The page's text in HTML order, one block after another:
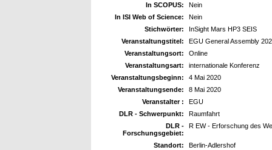
In SCOPUS:
Nein
In ISI Web of Science:
Nein
Stichwörter:
InSight Mars HP3 SEIS
Veranstaltungstitel:
EGU General Assembly
Veranstaltungsort:
Online
Veranstaltungsart:
internationale Konferenz
Veranstaltungsbeginn:
4 Mai 2020
Veranstaltungsende:
8 Mai 2020
Veranstalter :
EGU
DLR - Schwerpunkt:
Raumfahrt
DLR -
Forschungsgebiet:
R EW - Erforschung des
Standort:
Berlin-Adlershof